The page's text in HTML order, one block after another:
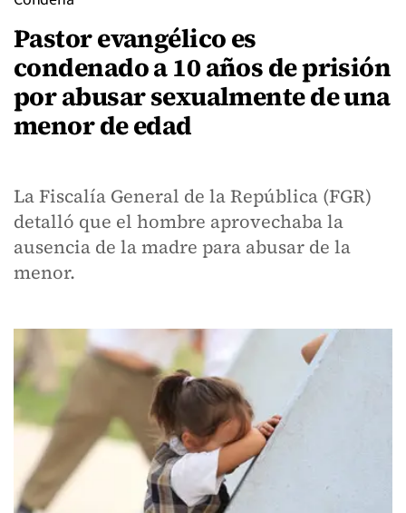
Pastor evangélico es
condenado a 10 años de prisión
por abusar sexualmente de una
menor de edad
La Fiscalía General de la República (FGR)
detalló que el hombre aprovechaba la
ausencia de la madre para abusar de la
menor.